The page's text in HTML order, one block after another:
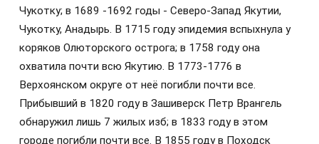
Чукотку; в 1689 -1692 годы - Северо-Запад Якутии,
Чукотку, Анадырь. В 1715 году эпидемия вспыхнула у
коряков Олюторского острога; в 1758 году она
охватила почти всю Якутию. В 1773-1776 в
Верхоянском округе от неё погибли почти все.
Прибывший в 1820 году в Зашиверск Петр Врангель
обнаружил лишь 7 жилых изб; в 1833 году в этом
городе погибли почти все. В 1855 году в Походск